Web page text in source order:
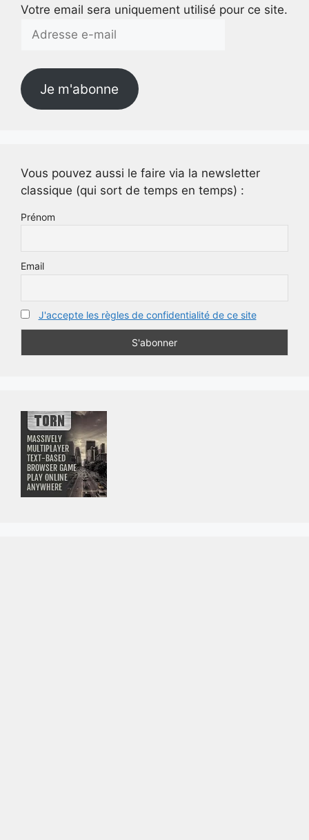
Votre email sera uniquement utilisé pour ce site.
e-
Je m'abonne
Vous pouvez aussi le faire via la newsletter
classique (qui sort de temps en temps) :
Prénom
Email
J'accepte les règles de confidentialité de ce site